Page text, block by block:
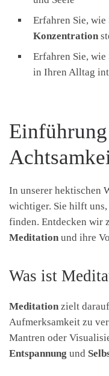
Erfahren Sie, wie
Konzentration
Erfahren Sie, wie
in Ihren Alltag
In unserer hektischen
wichtiger. Sie hilft uns,
finden. Entdecken wir
Meditation und ihre
Was ist
Meditation zielt
Aufmerksamkeit zu
Mantren oder
Entspannung und